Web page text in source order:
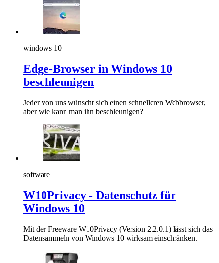
windows 10
Edge-Browser in Windows 10
beschleunigen
Jeder von uns wünscht sich einen schnelleren Webbrowser,
aber wie kann man ihn beschleunigen?
software
W10Privacy - Datenschutz für
Windows 10
Mit der Freeware W10Privacy (Version 2.2.0.1) lässt sich das
Datensammeln von Windows 10 wirksam einschränken.